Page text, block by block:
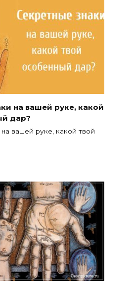
на вашей руке, какой
дар?
вашей руке, какой твой